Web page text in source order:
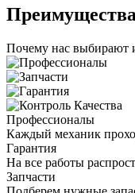
Преимущества
Почему наc выбирают
Профессионалы
Каждый механик
Гарантия
На все работы
Запчасти